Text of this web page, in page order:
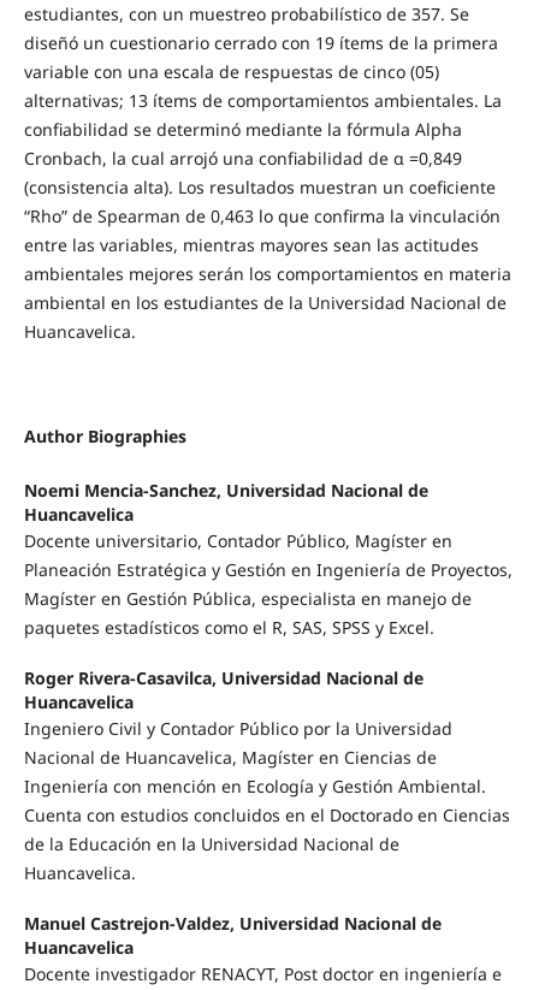
estudiantes, con un muestreo probabilístico de 357. Se
diseñó un cuestionario cerrado con 19 ítems de la primera
variable con una escala de respuestas de cinco (05)
alternativas; 13 ítems de comportamientos ambientales. La
confiabilidad se determinó mediante la fórmula Alpha
Cronbach, la cual arrojó una confiabilidad de α =0,849
(consistencia alta). Los resultados muestran un coeficiente
“Rho” de Spearman de 0,463 lo que confirma la vinculación
entre las variables, mientras mayores sean las actitudes
ambientales mejores serán los comportamientos en materia
ambiental en los estudiantes de la Universidad Nacional de
Huancavelica.
Author Biographies
Noemi Mencia-Sanchez, Universidad Nacional de
Huancavelica
Docente universitario, Contador Público, Magíster en
Planeación Estratégica y Gestión en Ingeniería de Proyectos,
Magíster en Gestión Pública, especialista en manejo de
paquetes estadísticos como el R, SAS, SPSS y Excel.
Roger Rivera-Casavilca, Universidad Nacional de
Huancavelica
Ingeniero Civil y Contador Público por la Universidad
Nacional de Huancavelica, Magíster en Ciencias de
Ingeniería con mención en Ecología y Gestión Ambiental.
Cuenta con estudios concluidos en el Doctorado en Ciencias
de la Educación en la Universidad Nacional de
Huancavelica.
Manuel Castrejon-Valdez, Universidad Nacional de
Huancavelica
Docente investigador RENACYT, Post doctor en ingeniería e